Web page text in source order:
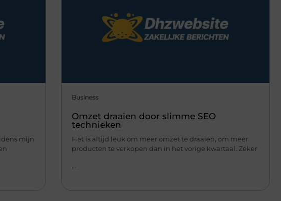
mijn
Business
Omzet draaien door slimme SEO
technieken
Het is altijd leuk om meer omzet te draaien, om meer
producten te verkopen dan in het vorige kwartaal. Zeker